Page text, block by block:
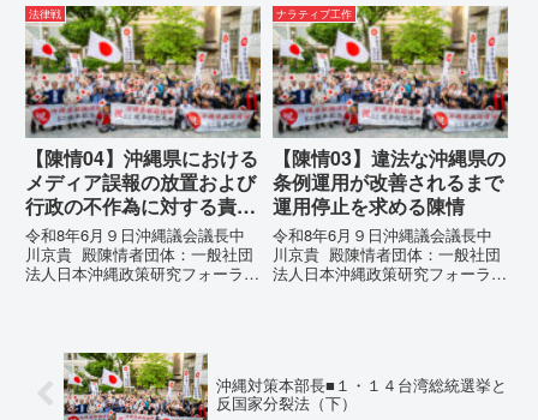
に、玉城デニー宛に以下の違法状
態の指摘と意見陳述（弁明）留保
の通告を行いました。沖縄県は、
この時は、違法を認めて軌道修正
す...
市電 話：080- 「公表により初
めて明らかにされる仕組み」とい
う根拠のない違法運用の指摘と条
例運用の停止を求める陳情...
法律戦
【陳情04】沖縄県における
メディア誤報の放置および
行政の不作為に対する責任
追及と再発防止策を求める
陳情
令和8年6月９日沖縄議会議長中
川京貴 殿陳情者団体：一般社団
法人日本沖縄政策研究フォーラム
ィア誤報の放置および行政の不作
為に対する責任追及と再発防...
ナラティブ工作
【陳情03】違法な沖縄県の
条例運用が改善されるまで
運用停止を求める陳情
令和8年6月９日沖縄議会議長中
川京貴 殿陳情者団体：一般社団
法人日本沖縄政策研究フォーラム
沖縄対策本部長■１・１４台湾総統選挙と
反国家分裂法（下）